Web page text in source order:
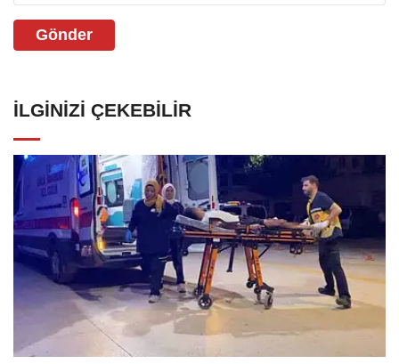
Gönder
İLGINIZI ÇEKEBILIR